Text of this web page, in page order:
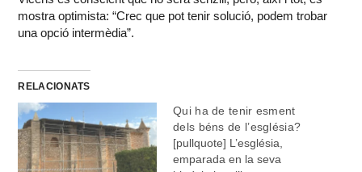
mostra optimista: “Crec que pot tenir solució, podem trobar
una opció intermèdia”.
RELACIONATS
Qui ha de tenir esment
dels béns de l’església?
[pullquote] L’església,
emparada en la seva